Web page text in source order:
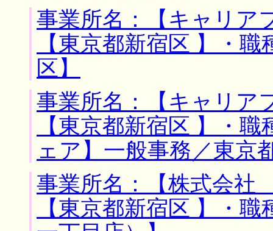
事業所名：【キャリ
【東京都新宿区 】・
区】
事業所名：【キャリ
【東京都新宿区 】・
ェア】一般事務／東京
事業所名：【株式会
【東京都新宿区 】・